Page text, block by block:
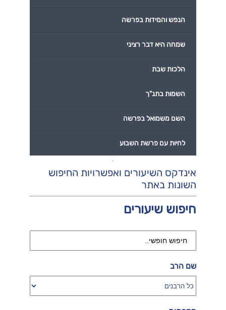
אינדקס השיעורים ואפשרויות החיפוש
השונות באתר
חיפוש שיעורים
שם הרב
הנפש והמידות בפרשה
שמחה היא דבר רציני
הלכות שבת
השמות בתנ"ך
השם משמואל בפרשה
לחיות עם פרשת השבוע